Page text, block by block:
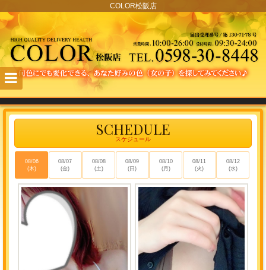
COLOR松阪店
C
O
O
松
SCHEDULE
スケジュール
08/06
(木)
08/07
(金)
08/08
(土)
08/09
(日)
08/10
(月)
08/11
(火)
08/12
(水)